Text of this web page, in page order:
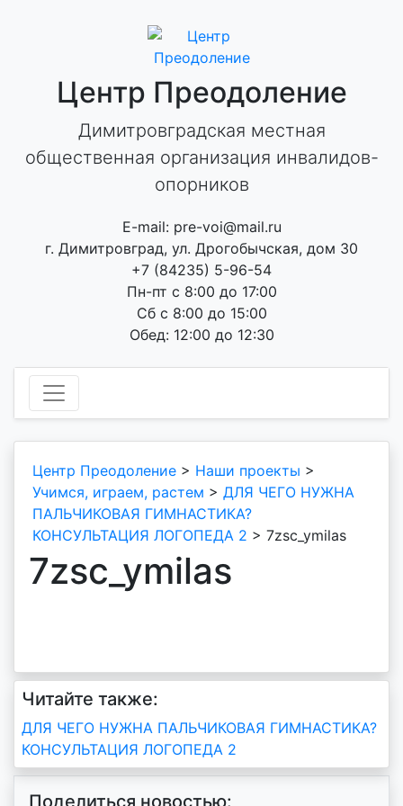
Центр Преодоление
Димитровградская местная
общественная организация инвалидов-
опорников
E-mail: pre-voi@mail.ru
г. Димитровград, ул. Дрогобычская, дом 30
+7 (84235) 5-96-54
Пн-пт с 8:00 до 17:00
Сб с 8:00 до 15:00
Обед: 12:00 до 12:30
Центр Преодоление > Наши проекты >
Учимся, играем, растем > ДЛЯ ЧЕГО НУЖНА
ПАЛЬЧИКОВАЯ ГИМНАСТИКА?
КОНСУЛЬТАЦИЯ ЛОГОПЕДА 2 > 7zsc_ymilas
7zsc_ymilas
Читайте также:
Навигация
по
ДЛЯ ЧЕГО НУЖНА ПАЛЬЧИКОВАЯ ГИМНАСТИКА?
КОНСУЛЬТАЦИЯ ЛОГОПЕДА 2
Поделиться новостью: